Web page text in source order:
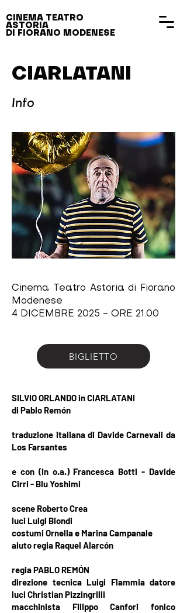
CINEMA TEATRO
ASTORIA
DI FIORANO MODENESE
CIARLATANI
Info
Cinema Teatro Astoria di Fiorano
Modenese
4 DICEMBRE 2025 - ORE 21.00
BIGLIETTO
SILVIO ORLANDO in CIARLATANI
di Pablo Remón
traduzione italiana di Davide Carnevali da
Los Farsantes
e con (in o.a.) Francesca Botti - Davide
Cirri - Blu Yoshimi
scene Roberto Crea
luci Luigi Biondi
costumi Ornella e Marina Campanale
aiuto regia Raquel Alarcón
regia PABLO REMÓN
direzione tecnica Luigi Flammia datore
luci Christian Pizzingrilli
macchinista Filippo Canfori fonico